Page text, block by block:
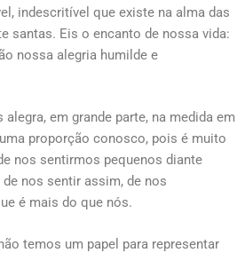
indescritível que existe na alma das
santas. Eis o encanto de nossa vida:
nossa alegria humilde e
em grande parte, na medida em
proporção conosco, pois é muito
nos sentirmos pequenos diante
nos sentir assim, de nos
é mais do que nós.
temos um papel para representar